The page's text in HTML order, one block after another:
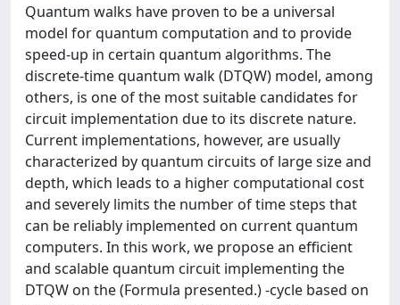
Quantum walks have proven to be a universal
model for quantum computation and to provide
speed-up in certain quantum algorithms. The
discrete-time quantum walk (DTQW) model, among
others, is one of the most suitable candidates for
circuit implementation due to its discrete nature.
Current implementations, however, are usually
characterized by quantum circuits of large size and
depth, which leads to a higher computational cost
and severely limits the number of time steps that
can be reliably implemented on current quantum
computers. In this work, we propose an efficient
and scalable quantum circuit implementing the
DTQW on the (Formula presented.) -cycle based on